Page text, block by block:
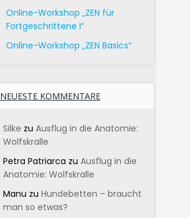
Online-Workshop „ZEN für
Fortgeschrittene I“
Online-Workshop „ZEN Basics“
NEUESTE KOMMENTARE
Silke zu Ausflug in die Anatomie:
Wolfskralle
Petra Patriarca zu Ausflug in die
Anatomie: Wolfskralle
Manu zu Hundebetten – braucht
man so etwas?